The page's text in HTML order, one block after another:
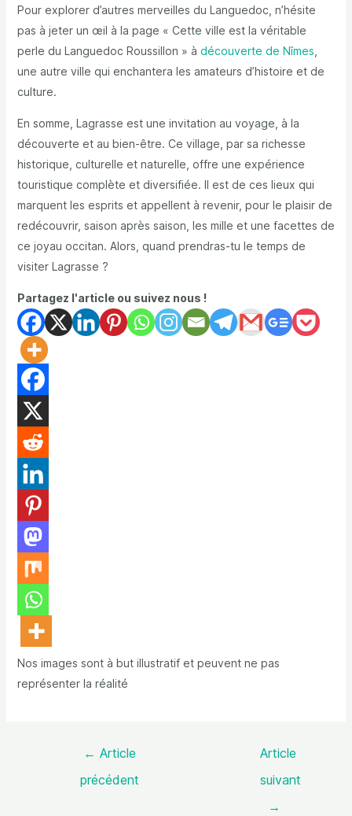
Pour explorer d’autres merveilles du Languedoc, n’hésite
pas à jeter un œil à la page « Cette ville est la véritable
perle du Languedoc Roussillon » à découverte de Nîmes
une autre ville qui enchantera les amateurs d’histoire et de
culture.
En somme, Lagrasse est une invitation au voyage, à la
découverte et au bien-être. Ce village, par sa richesse
historique, culturelle et naturelle, offre une expérience
touristique complète et diversifiée. Il est de ces lieux qui
marquent les esprits et appellent à revenir, pour le plaisir de
redécouvrir, saison après saison, les mille et une facettes de
ce joyau occitan. Alors, quand prendras-tu le temps de
visiter Lagrasse ?
Partagez l'article ou suivez nous !
Nos images sont à but illustratif et peuvent ne pas
représenter la réalité
← Article
précédent
Article
suivant
→